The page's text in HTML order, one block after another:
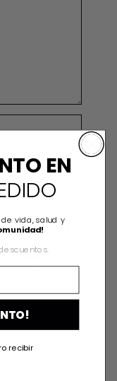
ALTA CALIDAD
ALLÁ DE LAS
CADA DÍA
.
EN
vida, salud y
recibir